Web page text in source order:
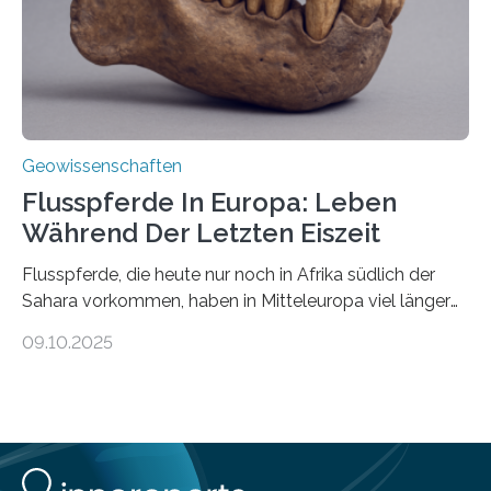
nicht nur nachweisen, sondern ihren Ort in…
Geowissenschaften
Flusspferde In Europa: Leben
Während Der Letzten Eiszeit
Flusspferde, die heute nur noch in Afrika südlich der
Sahara vorkommen, haben in Mitteleuropa viel länger
Knochenfunden zeigen, dass Flusspferde noch vor
Universität Potsdam und die Reiss-Engelhorn-Museen
Mannheim mit dem Curt-Engelhorn-Zentrum
09.10.2025